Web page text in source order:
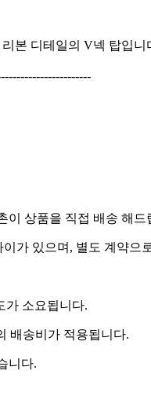
본 디테일의 V넥 탑입
이 상품을 직접 배송 해드
가 있으며, 별도 계약으
가 소요됩니다.
배송비가 적용됩니다.
니다.